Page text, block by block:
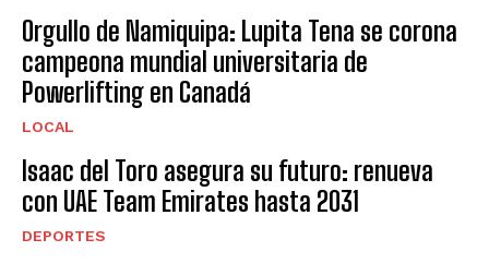
Orgullo de Namiquipa: Lupita Tena se corona
campeona mundial universitaria de
Powerlifting en Canadá
LOCAL
Isaac del Toro asegura su futuro: renueva
con UAE Team Emirates hasta 2031
DEPORTES